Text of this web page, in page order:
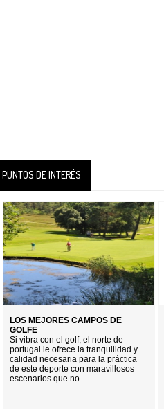
PUNTOS DE INTERÉS
LOS MEJORES CAMPOS DE
GOLFE
Si vibra con el golf, el norte de
portugal le ofrece la tranquilidad y
calidad necesaria para la práctica
de este deporte con maravillosos
escenarios que no...